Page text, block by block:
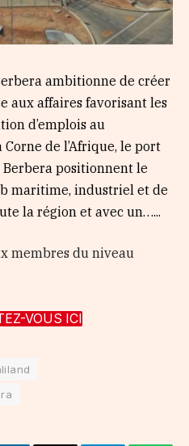
ambitionne de créer
aux affaires favorisant les
d’emplois au
de l’Afrique, le port
positionnent le
maritime, industriel et de
la région et avec un…...
membres du niveau
VOUS ICI